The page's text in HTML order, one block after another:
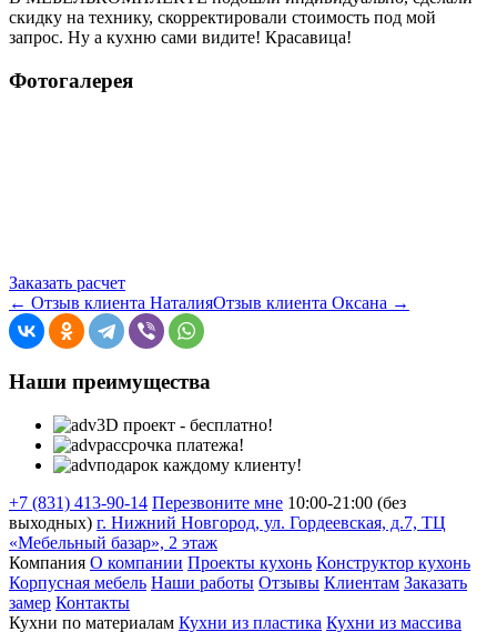
скидку на технику, скорректировали стоимость под мой
запрос. Ну а кухню сами видите! Красавица!
Фотогалерея
Заказать расчет
← Отзыв клиента НаталияОтзыв клиента Оксана →
Наши преимущества
3D проект - бесплатно!
рассрочка платежа!
подарок каждому клиенту!
+7 (831) 413-90-14 Перезвоните мне 10:00-21:00 (без
выходных) г. Нижний Новгород, ул. Гордеевская, д.7, ТЦ
«Мебельный базар», 2 этаж
Компания О компании Проекты кухонь Конструктор кухонь
Корпусная мебель Наши работы Отзывы Клиентам Заказать
замер Контакты
Кухни по материалам Кухни из пластика Кухни из массива